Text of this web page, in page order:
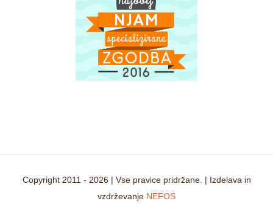
Copyright 2011 - 2026 | Vse pravice pridržane. | Izdelava in
vzdrževanje NEFOS